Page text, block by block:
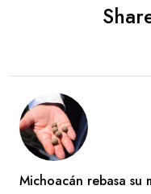
Michoacán rebasa su